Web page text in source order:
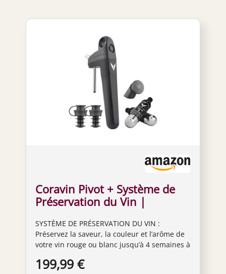
Coravin Pivot + Système de
Préservation du Vin |
4 Semaines | Inclus 2
Bouchons Pivot, 2 Capsules
Pure et 1 Aérateur Pivot, Noir
SYSTÈME DE PRÉSERVATION DU VIN :
Préservez la saveur, la couleur et l’arôme de
votre vin rouge ou blanc jusqu’à 4 semaines à
Coravin Pivot Plus et de l’accessoire aérateur
199,99 €